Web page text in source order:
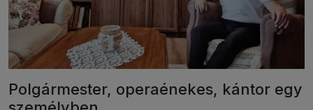
Polgármester, operaénekes, kántor egy